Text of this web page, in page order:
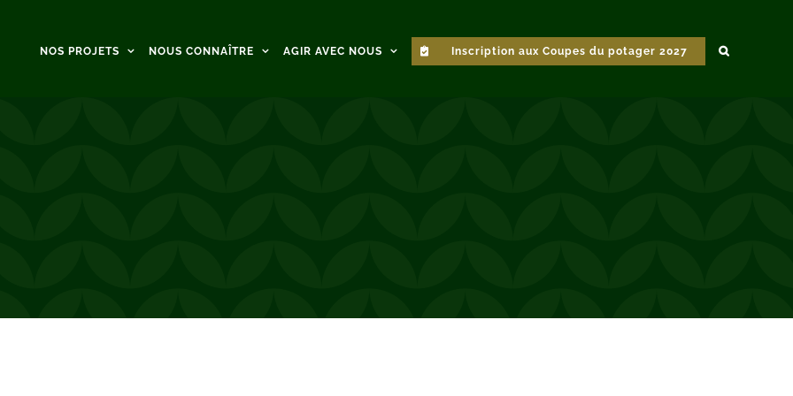
NOS PROJETS NOUS CONNAÎTRE AGIR AVEC NOUS Inscription aux Coupes du potager 2027